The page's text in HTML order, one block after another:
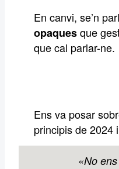
En canvi, se’n
opaquesque
que cal parlar-ne.
Ens va posar
principis de 2024
«No